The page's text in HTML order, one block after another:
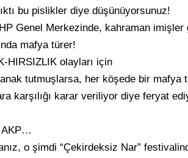
bu pislikler diye düşünüyorsunuz!
Genel Merkezinde, kahraman imişler
mafya türer!
HIRSIZLIK olayları için
tutmuşlarsa, her köşede bir mafya
karşılığı karar veriliyor diye feryat
AKP…
o şimdi “Çekirdeksiz Nar”